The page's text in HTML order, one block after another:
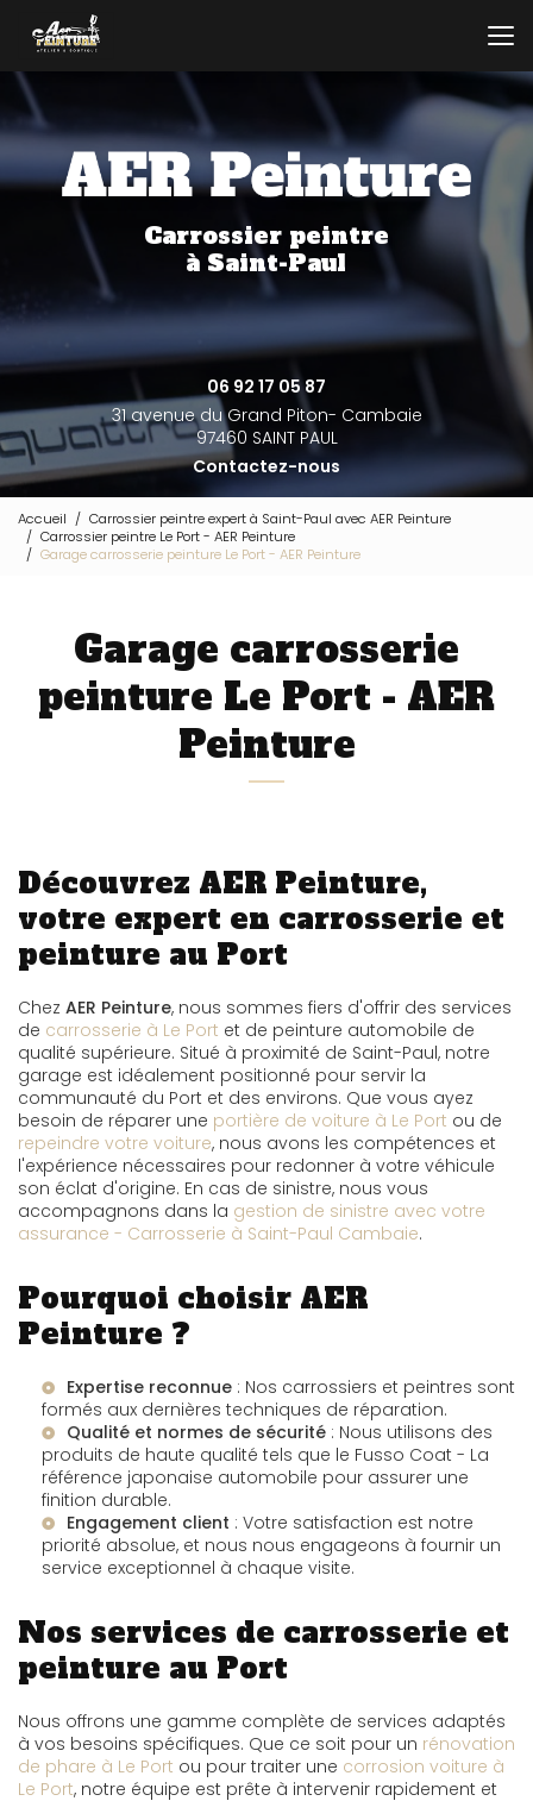
contenu
principal
Carrossier peintre
à Saint-Paul
06 92 17 05 87
31 avenue du Grand Piton- Cambaie
97460 SAINT PAUL
Contactez-nous
Accueil
Carrossier peintre expert à Saint-Paul avec AER Peinture
Carrossier peintre Le Port - AER Peinture
Garage carrosserie peinture Le Port - AER Peinture
Garage carrosserie
peinture Le Port - AER
Peinture
Découvrez AER Peinture,
votre expert en carrosserie et
peinture au Port
Chez AER Peinture, nous sommes fiers d'offrir des services
de carrosserie à Le Port et de peinture automobile de
qualité supérieure. Situé à proximité de Saint-Paul, notre
garage est idéalement positionné pour servir la
communauté du Port et des environs. Que vous ayez
besoin de réparer une portière de voiture à Le Port ou de
repeindre votre voiture, nous avons les compétences et
l'expérience nécessaires pour redonner à votre véhicule
son éclat d'origine. En cas de sinistre, nous vous
accompagnons dans la gestion de sinistre avec votre
assurance - Carrosserie à Saint-Paul Cambaie.
Pourquoi choisir AER
Peinture ?
Expertise reconnue : Nos carrossiers et peintres sont
formés aux dernières techniques de réparation.
Qualité et normes de sécurité : Nous utilisons des
produits de haute qualité tels que le Fusso Coat - La
référence japonaise automobile pour assurer une
finition durable.
Engagement client : Votre satisfaction est notre
priorité absolue, et nous nous engageons à fournir un
service exceptionnel à chaque visite.
Nos services de carrosserie et
peinture au Port
Nous offrons une gamme complète de services adaptés
à vos besoins spécifiques. Que ce soit pour un rénovation
de phare à Le Port ou pour traiter une corrosion voiture à
Le Port, notre équipe est prête à intervenir rapidement et